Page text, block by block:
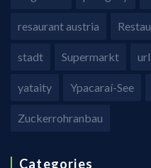
resaurant austria
stadt Supermarkt
yataity Ypacaraí-See
Zuckerrohranbau
Categories